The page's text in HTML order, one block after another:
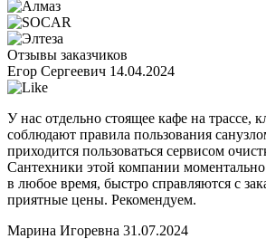
Отзывы заказчиков
Егор Сергеевич 14.04.2024
У нас отдельно стоящее кафе на трассе,
соблюдают правила пользования
приходится пользоваться сервисом
Сантехники этой компании
в любое время, быстро справляются с
приятные цены. Рекомендуем.
Марина Игоревна 31.07.2024